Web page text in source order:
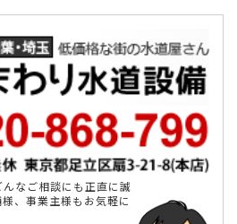
なご相談にも正直に誠
、事業主様もお気軽に